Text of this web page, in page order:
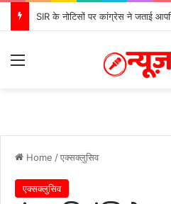
Menu
Home /एक्सक्लुसिव
एक्सक्लुसिव